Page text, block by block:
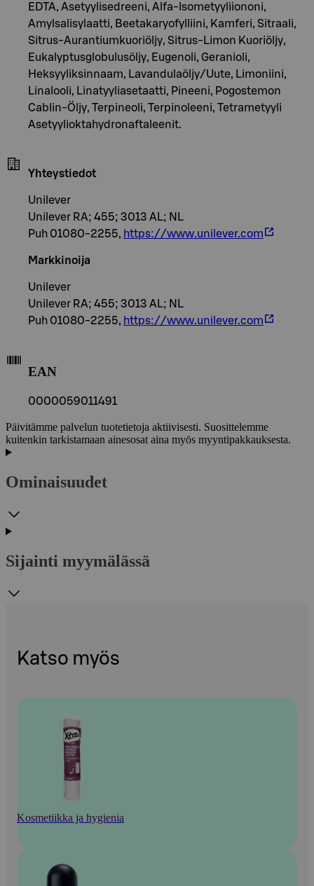
EDTA, Asetyylisedreeni, Alfa-Isometyyliiononi,
Amylsalisylaatti, Beetakaryofylliini, Kamferi, Sitraali,
Sitrus-Aurantiumkuoriöljy, Sitrus-Limon Kuoriöljy,
Eukalyptusglobulusöljy, Eugenoli, Geranioli,
Heksyyliksinnaam, Lavandulaöljy/Uute, Limoniini,
Linalooli, Linatyyliasetaatti, Pineeni, Pogostemon
Cablin-Öljy, Terpineoli, Terpinoleeni, Tetrametyyli
Asetyylioktahydronaftaleenit.
Yhteystiedot
Unilever
Unilever RA; 455; 3013 AL; NL
Puh 01080-2255, https://www.unilever.com
Markkinoija
Unilever
Unilever RA; 455; 3013 AL; NL
Puh 01080-2255, https://www.unilever.com
EAN
0000059011491
Päivitämme palvelun tuotetietoja aktiivisesti. Suosittelemme
kuitenkin tarkistamaan ainesosat aina myös myyntipakkauksesta.
Ominaisuudet
Sijainti myymälässä
Katso myös
Kosmetiikka ja hygienia